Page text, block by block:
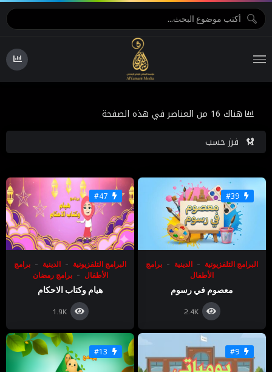
فرز حسب
هناك 16 من العناصر في هذه الصفحة
#39
البرامج التلفزيونية الدينية
برامج
الأطفال
معصوم في رسوم
2.4K
#47
البرامج التلفزيونية الدينية
برامج
الأطفال
برامج رمضان
هيام وكتاب الاحكام
1.9K
#9
#13